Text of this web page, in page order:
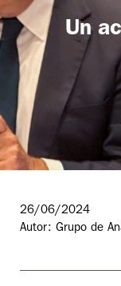
Un
26/06/2024
Autor: Grupo de